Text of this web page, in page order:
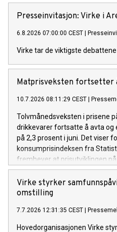
Presseinvitasjon: Virke i
6.8.2026 07:00:00 CEST
Virke tar de viktigste
Matprisveksten fortsetter
10.7.2026 08:11:29 CEST
Tolvmånedsveksten i prisene
drikkevarer fortsatte å avta og
på 2,3 prosent i juni. Det viser
konsumprisindeksen fra
fremhever at prisutviklingen
årsakene til at den generelle
lavere i juni enn i mai.
Virke styrker
omstilling
7.7.2026 12:31:35 CEST
Hovedorganisasjonen Virke